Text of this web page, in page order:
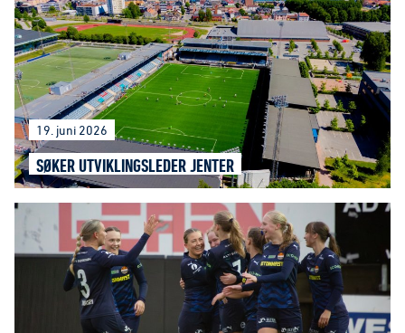
19. juni 2026
SØKER UTVIKLINGSLEDER JENTER